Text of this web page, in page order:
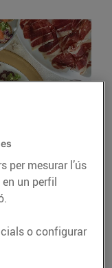
per mesurar l’ús
un perfil
o configurar